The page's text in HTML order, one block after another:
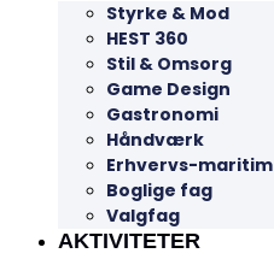
Styrke & Mod
HEST 360
Stil & Omsorg
Game Design
Gastronomi
Håndværk
Erhvervs-maritim
Boglige fag
Valgfag
AKTIVITETER